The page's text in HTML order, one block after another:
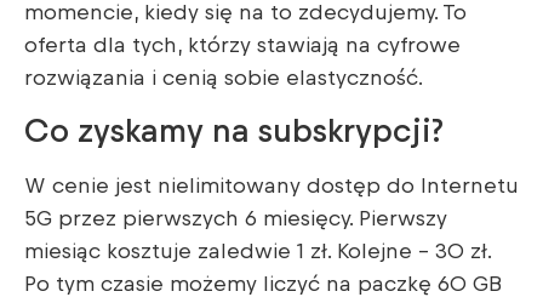
momencie, kiedy się na to zdecydujemy. To
oferta dla tych, którzy stawiają na cyfrowe
rozwiązania i cenią sobie elastyczność.
Co zyskamy na subskrypcji?
W cenie jest nielimitowany dostęp do Internetu
5G przez pierwszych 6 miesięcy. Pierwszy
miesiąc kosztuje zaledwie 1 zł. Kolejne – 30 zł.
Po tym czasie możemy liczyć na paczkę 60 GB